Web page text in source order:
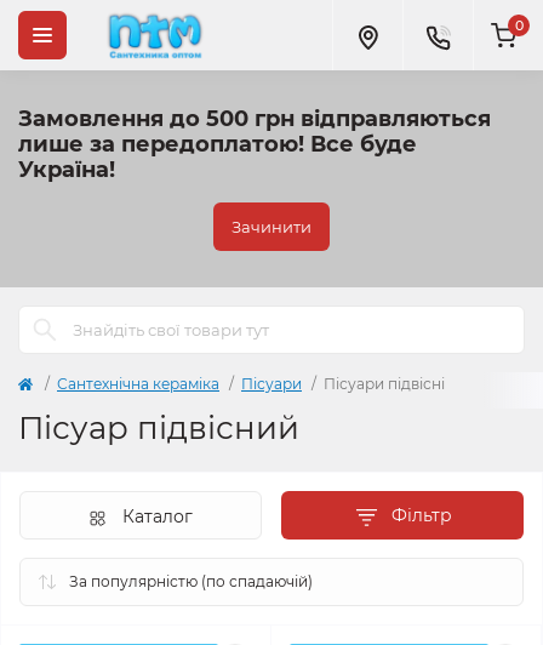
Замовлення до 500 грн відправляються
лише за передоплатою! Все буде
Україна!
Зачинити
0
Сантехнічна кераміка Пісуари Пісуари підвісні
Пісуар підвісний
Фільтр
Каталог